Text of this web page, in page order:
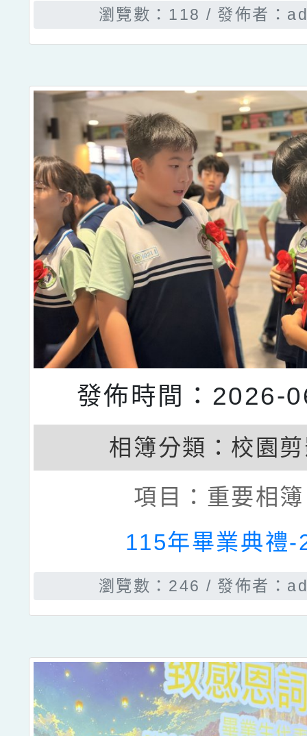
瀏覽數：118 發佈者：
發佈時間：2026-
相簿分類： 校園
項目： 重要相簿
115年畢業典禮-
瀏覽數：246 發佈者：